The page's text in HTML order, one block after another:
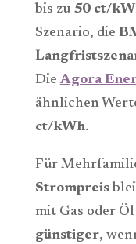
bis zu 50 ct/
Szenario, die
DieAgora
ähnlichen
ct/kWh.
Für
Strompreis
mit Gas oder Öl
günstiger,